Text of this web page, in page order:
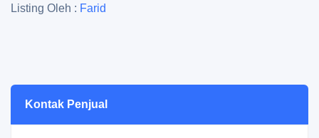
Listing Oleh : Farid
Kontak Penjual